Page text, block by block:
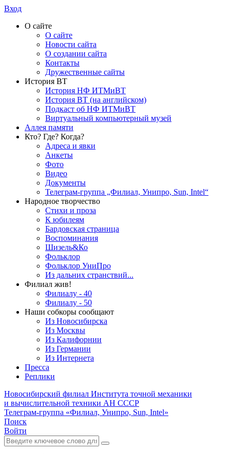
Вход
О сайте
О сайте
Новости сайта
О создании сайта
Контакты
Дружественные сайты
История ВТ
История НФ ИТМиВТ
История ВТ (на английском)
Подкаст об НФ ИТМиВТ
Виртуальный компьютерный музей
Аллея памяти
Кто? Где? Когда?
Адреса и явки
Анкеты
Фото
Видео
Документы
Телеграм-группа „Филиал, Унипро, Sun, Intel“
Народное творчество
Стихи и проза
К юбилеям
Бардовская страница
Воспоминания
Шизель&Ко
Фольклор
Фольклор УниПро
Из дальних странствий...
Филиал жив!
Филиалу - 40
Филиалу - 50
Наши собкоры сообщают
Из Новосибирска
Из Москвы
Из Калифорнии
Из Германии
Из Интернета
Пресса
Реплики
Новосибирский филиал Института точной механики
и вычислительной техники АН СССР
Телеграм-группа «Филиал, Унипро, Sun, Intel»
Поиск
Войти